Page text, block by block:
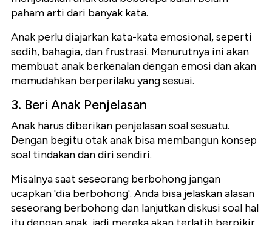
paham arti dari banyak kata.
Anak perlu diajarkan kata-kata emosional, seperti
sedih, bahagia, dan frustrasi. Menurutnya ini akan
membuat anak berkenalan dengan emosi dan akan
memudahkan berperilaku yang sesuai.
3. Beri Anak Penjelasan
Anak harus diberikan penjelasan soal sesuatu.
Dengan begitu otak anak bisa membangun konsep
soal tindakan dan diri sendiri.
Misalnya saat seseorang berbohong jangan
ucapkan 'dia berbohong'. Anda bisa jelaskan alasan
seseorang berbohong dan lanjutkan diskusi soal hal